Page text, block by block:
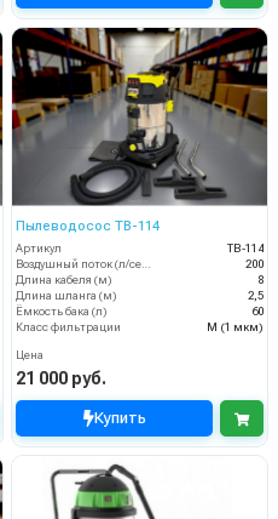
Пылеводосос TB-114
Артикул
TB-114
Воздушный поток (л/сек)
200
Длина кабеля (м)
8
Длина шланга (м)
2,5
Ёмкость бака (л)
60
Класс фильтрации
M (1 мкм)
Цена
21 000 руб.
Купить